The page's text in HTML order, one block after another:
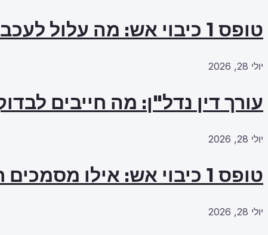
טופס 1 כיבוי אש: מה עלול לעכב את האישור?
יולי 28, 2026
עורך דין נדל"ן: מה חייבים
יולי 28, 2026
טופס 1 כיבוי אש: אילו מסמכים חייבים להכין מראש?
יולי 28, 2026